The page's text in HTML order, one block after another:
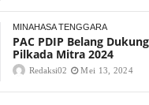
MINAHASA TENGGARA
PAC PDIP Belang
Pilkada Mitra 2024
Redaksi02 Mei 13, 2024